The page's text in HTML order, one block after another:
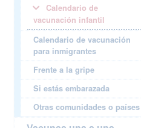
Calendario de
vacunación infantil
Calendario de vacunación
para inmigrantes
Frente a la gripe
Si estás embarazada
Otras comunidades o países